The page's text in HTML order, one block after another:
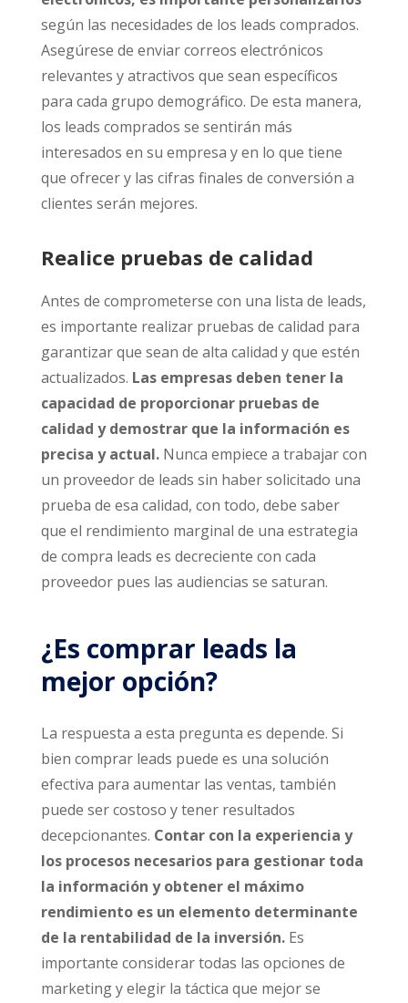
según las necesidades de los leads comprados.
Asegúrese de enviar correos electrónicos
relevantes y atractivos que sean específicos
para cada grupo demográfico. De esta manera,
los leads comprados se sentirán más
interesados ​​en su empresa y en lo que tiene
que ofrecer y las cifras finales de conversión a
clientes serán mejores.
Realice pruebas de calidad
Antes de comprometerse con una lista de leads,
es importante realizar pruebas de calidad para
garantizar que sean de alta calidad y que estén
actualizados. Las empresas deben tener la
capacidad de proporcionar pruebas de
calidad y demostrar que la información es
precisa y actual.Nunca empiece a trabajar con
un proveedor de leads sin haber solicitado una
prueba de esa calidad, con todo, debe saber
que el rendimiento marginal de una estrategia
de compra leads es decreciente con cada
proveedor pues las audiencias se saturan.
¿Es comprar leads la
mejor opción?
La respuesta a esta pregunta es depende. Si
bien comprar leads puede es una solución
efectiva para aumentar las ventas, también
puede ser costoso y tener resultados
decepcionantes. Contar con la experiencia y
los procesos necesarios para gestionar toda
la información y obtener el máximo
rendimiento es un elemento determinante
de la rentabilidad de la inversión.Es
importante considerar todas las opciones de
marketing y elegir la táctica que mejor se